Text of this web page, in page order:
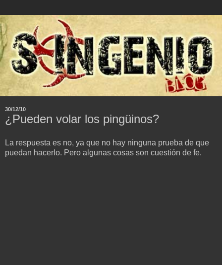
30/12/10
¿Pueden volar los pingüinos?
La respuesta es no, ya que no hay ninguna prueba de que
puedan hacerlo. Pero algunas cosas son cuestión de fe.